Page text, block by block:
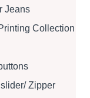
Jeans
Collection
Zipper